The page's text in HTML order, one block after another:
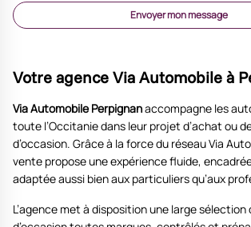
Envoyer mon message
Votre agence Via Automobile à
Via Automobile Perpignanaccompagne les
toute l’Occitanie dans leur projet d’achat ou
d’occasion. Grâce à la force du réseau Via
vente propose une expérience fluide,
adaptée aussi bien aux particuliers qu’aux
L’agence met à disposition une large sélection